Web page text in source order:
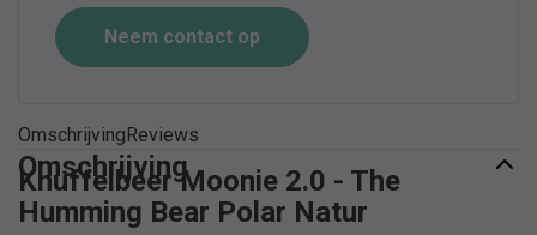
Neem contact op
OmschrijvingReviews
Omschrijving
Knuffelbeer Moonie 2.0 - The
Humming Bear Polar Natur